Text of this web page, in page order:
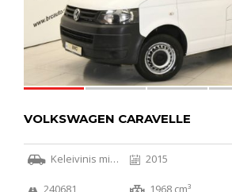
VOLKSWAGEN CARAVELLE
Keleivinis mikroautobusas 2015
240681 1968 cm³